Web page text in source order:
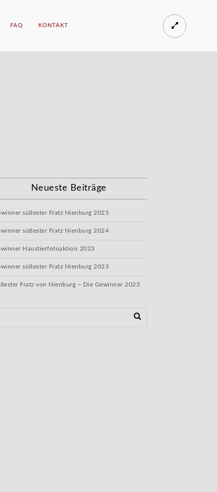
FAQ KONTAKT
Neueste Beiträge
süßester Fratz Nienburg 2025
süßester Fratz Nienburg 2024
Haustierfotoaktion 2023
süßester Fratz Nienburg 2023
Fratz von Nienburg – Die Gewinner 2023